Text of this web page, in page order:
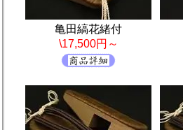
亀田縞花緒付
\17,500円～